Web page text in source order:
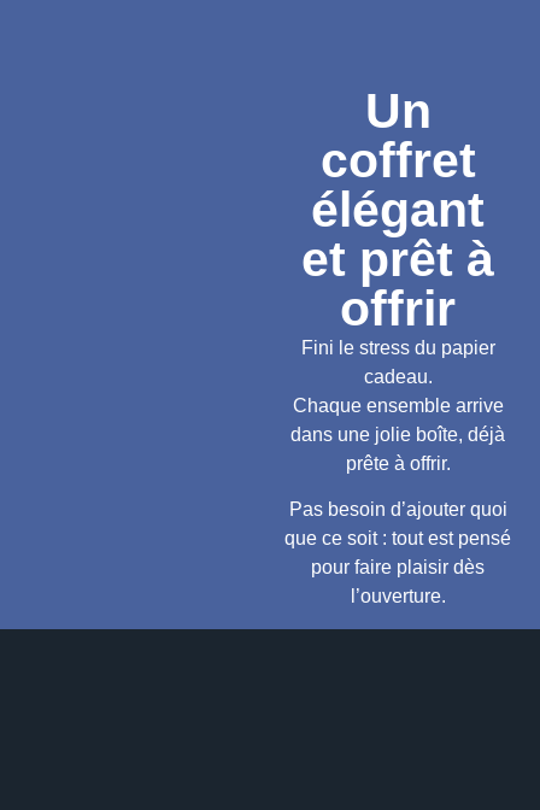
Un
coffret
élégant
et prêt à
offrir
Fini le stress du papier
cadeau.
Chaque ensemble arrive
dans une jolie boîte, déjà
prête à offrir.
Pas besoin d’ajouter quoi
que ce soit : tout est pensé
pour faire plaisir dès
l’ouverture.